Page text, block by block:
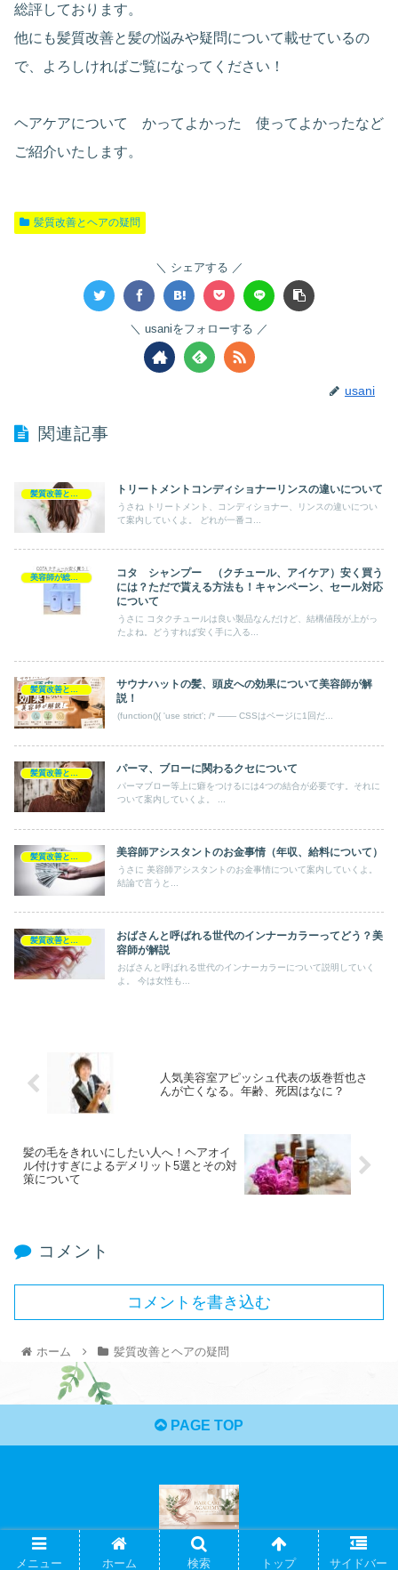
総評しております。
他にも髪質改善と髪の悩みや疑問について載せているの
で、よろしければご覧になってください！
ヘアケアについて かってよかった 使ってよかったなど
ご紹介いたします。
髪質改善とヘアの疑問
シェアする
usaniをフォローする
usani
関連記事
トリートメントコンディショナーリンスの違いについて
うさね トリートメント、コンディショナー、リンスの違いについ
て案内していくよ。 どれが一番コ...
コタ シャンプー （クチュール、アイケア）安く買う
には？ただで貰える方法も！キャンペーン、セール対応
について
うさに コタクチュールは良い製品なんだけど、結構値段が上がっ
たよね。どうすれば安く手に入る...
サウナハットの髪、頭皮への効果について美容師が解
説！
(function(){ 'use strict'; /* ─── CSSはページに1回だ...
髪質改善とヘアの疑問 パーマ、ブローに関わるクセについて
パーマブロー等上に癖をつけるには4つの結合が必要です。それに
ついて案内していくよ。 ...
髪質改善とヘアの疑問 美容師アシスタントのお金事情（年収、給料について）
うさに 美容師アシスタントのお金事情について案内していくよ。
結論で言うと...
髪質改善とヘアの疑問
おばさんと呼ばれる世代のインナーカラーってどう？美
容師が解説
おばさんと呼ばれる世代のインナーカラーについて説明していく
よ。 今は女性も...
人気美容室アピッシュ代表の坂巻哲也さ
んが亡くなる。年齢、死因はなに？
髪の毛をきれいにしたい人へ！ヘアオイ
ル付けすぎによるデメリット5選とその対
策について
コメント
コメントを書き込む
ホーム 髪質改善とヘアの疑問
PAGE TOP
© 2021 ヘアケアアカデミー.
メニュー ホーム 検索 トップ サイドバー